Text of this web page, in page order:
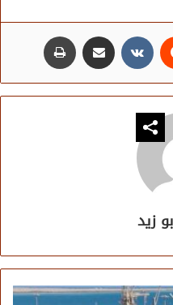
مشاركة عبر البريد
زيد